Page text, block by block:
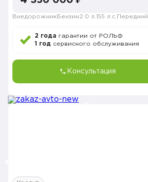
Внедорожник Бензин2.0 л. 155 л.с. Передний
2 года гарантии от РОЛЬФ
1 год сервисного обслуживания
Консультация